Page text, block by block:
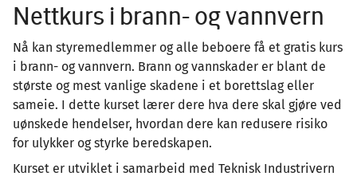
Nettkurs i brann- og vannvern
Nå kan styremedlemmer og alle beboere få et gratis kurs
i brann- og vannvern. Brann og vannskader er blant de
største og mest vanlige skadene i et borettslag eller
sameie. I dette kurset lærer dere hva dere skal gjøre ved
uønskede hendelser, hvordan dere kan redusere risiko
for ulykker og styrke beredskapen.
Kurset er utviklet i samarbeid med Teknisk Industrivern